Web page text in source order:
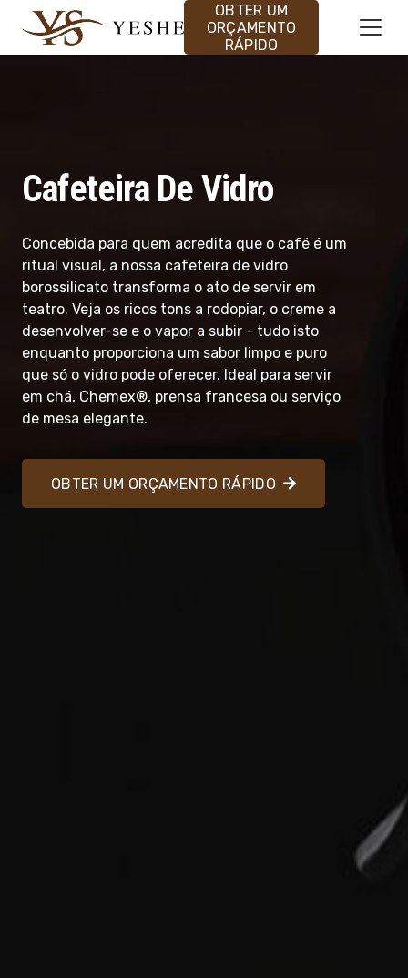
OBTER UM
ORÇAMENTO
RÁPIDO
Cafeteira De Vidro
Concebida para quem acredita que o café é um
ritual visual, a nossa cafeteira de vidro
borossilicato transforma o ato de servir em
teatro. Veja os ricos tons a rodopiar, o creme a
desenvolver-se e o vapor a subir - tudo isto
enquanto proporciona um sabor limpo e puro
que só o vidro pode oferecer. Ideal para servir
em chá, Chemex®, prensa francesa ou serviço
de mesa elegante.
OBTER UM ORÇAMENTO RÁPIDO